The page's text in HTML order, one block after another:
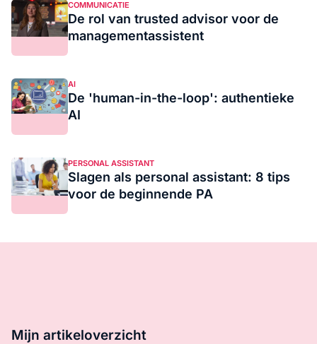
COMMUNICATIE
De rol van trusted advisor voor de
managementassistent
AI
De 'human-in-the-loop': authentieke
AI
PERSONAL ASSISTANT
Slagen als personal assistant: 8 tips
voor de beginnende PA
Mijn artikeloverzicht